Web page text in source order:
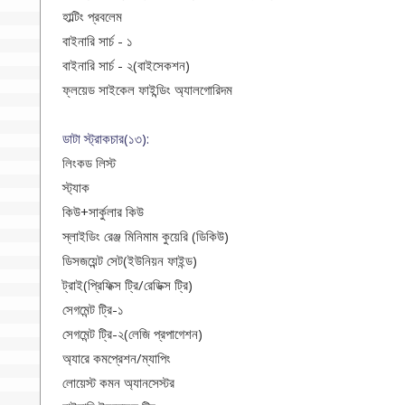
হাল্টিং প্রবলেম
বাইনারি সার্চ - ১
বাইনারি সার্চ - ২(বাইসেকশন)
ফ্লয়েড সাইকেল ফাইন্ডিং অ্যালগোরিদম
ডাটা স্ট্রাকচার(১৩):
লিংকড লিস্ট
স্ট্যাক
কিউ+সার্কুলার কিউ
স্লাইডিং রেঞ্জ মিনিমাম কুয়েরি (ডিকিউ)
ডিসজয়েন্ট সেট(ইউনিয়ন ফাইন্ড)
ট্রাই(প্রিফিক্স ট্রি/রেডিক্স ট্রি)
সেগমেন্ট ট্রি-১
সেগমেন্ট ট্রি-২(লেজি প্রপাগেশন)
অ্যারে কমপ্রেশন/ম্যাপিং
লোয়েস্ট কমন অ্যানসেস্টর